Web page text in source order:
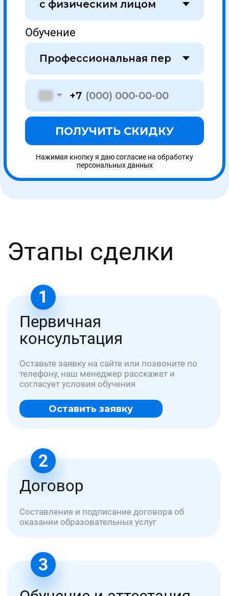
Первичная
консультация
Оставьте заявку на сайте или позвоните по
телефону, наш менеджер расскажет и
2
Договор
Составление и подписание договора об
3
Обучение и аттестация
4
Доставка
Мы отправляем Вам документы заказным
письмом 1 класса или курьером
как стать специалистов в медицине и
других сфера, какие документы и
обучение надо пройти для этого;
обновленные нормативы и приказы
от медицины до охраны труда
профессиональной деятельности
специалистов
медиа